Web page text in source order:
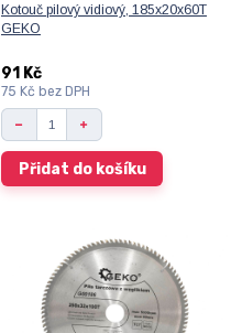
Kotouč pilový vidiový, 185x20x60T
GEKO
91 Kč
75 Kč bez DPH
Přidat do košíku